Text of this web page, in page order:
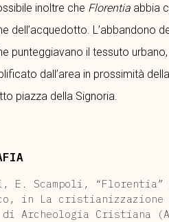
inoltre che Florentia abbia
dell’acquedotto.
punteggiavano il tessuto
dall’area in prossimità
piazza della Signoria.
E. Scampoli,
in La cristianizzazione
di Archeologia Cristiana